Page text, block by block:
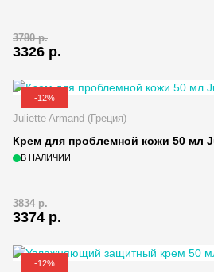
3326 р.
3780 р.
-12%
Juliette Armand (Греция)
Крем для проблемной кожи 50 мл
В НАЛИЧИИ
3374 р.
3834 р.
-12%